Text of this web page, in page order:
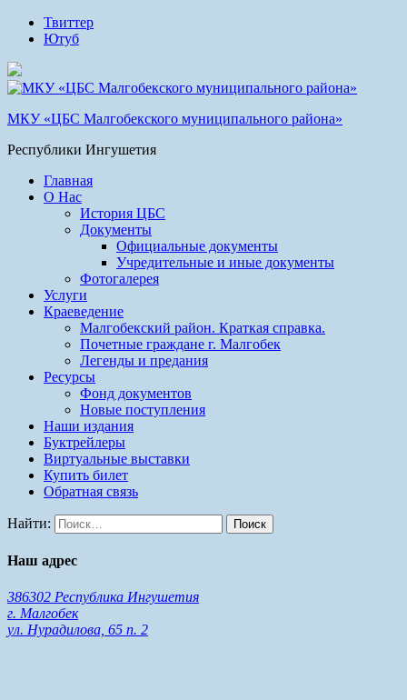
Твиттер
Ютуб
МКУ «ЦБС Малгобекского муниципального района»
Республики Ингушетия
Главная
О Нас
История ЦБС
Документы
Официальные документы
Учредительные и иные документы
Фотогалерея
Услуги
Краеведение
Малгобекский район. Краткая справка.
Почетные граждане г. Малгобек
Легенды и предания
Ресурсы
Фонд документов
Новые поступления
Наши издания
Буктрейлеры
Виртуальные выставки
Купить билет
Обратная связь
Найти:
Наш адрес
386302 Республика Ингушетия
г. Малгобек
ул. Нурадилова, 65 п. 2